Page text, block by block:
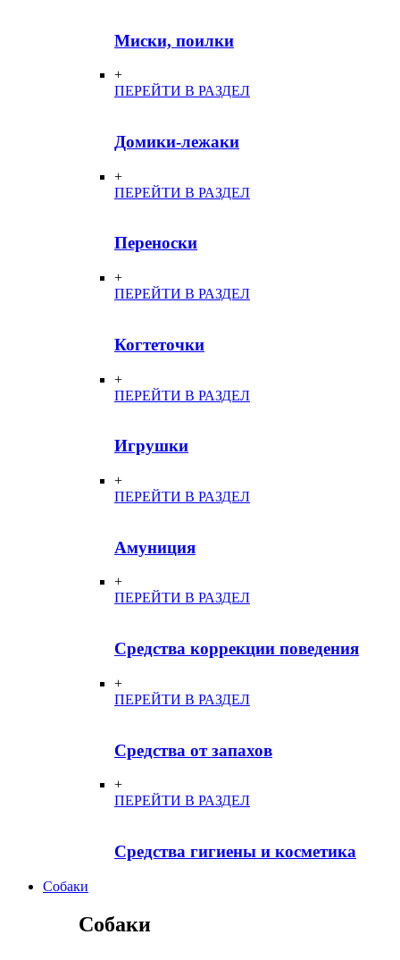
Миски, поилки
+
ПЕРЕЙТИ В РАЗДЕЛ
Домики-лежаки
+
ПЕРЕЙТИ В РАЗДЕЛ
Переноски
+
ПЕРЕЙТИ В РАЗДЕЛ
Когтеточки
+
ПЕРЕЙТИ В РАЗДЕЛ
Игрушки
+
ПЕРЕЙТИ В РАЗДЕЛ
Амуниция
+
ПЕРЕЙТИ В РАЗДЕЛ
Средства коррекции поведения
+
ПЕРЕЙТИ В РАЗДЕЛ
Средства от запахов
+
ПЕРЕЙТИ В РАЗДЕЛ
Средства гигиены и косметика
Собаки
Собаки